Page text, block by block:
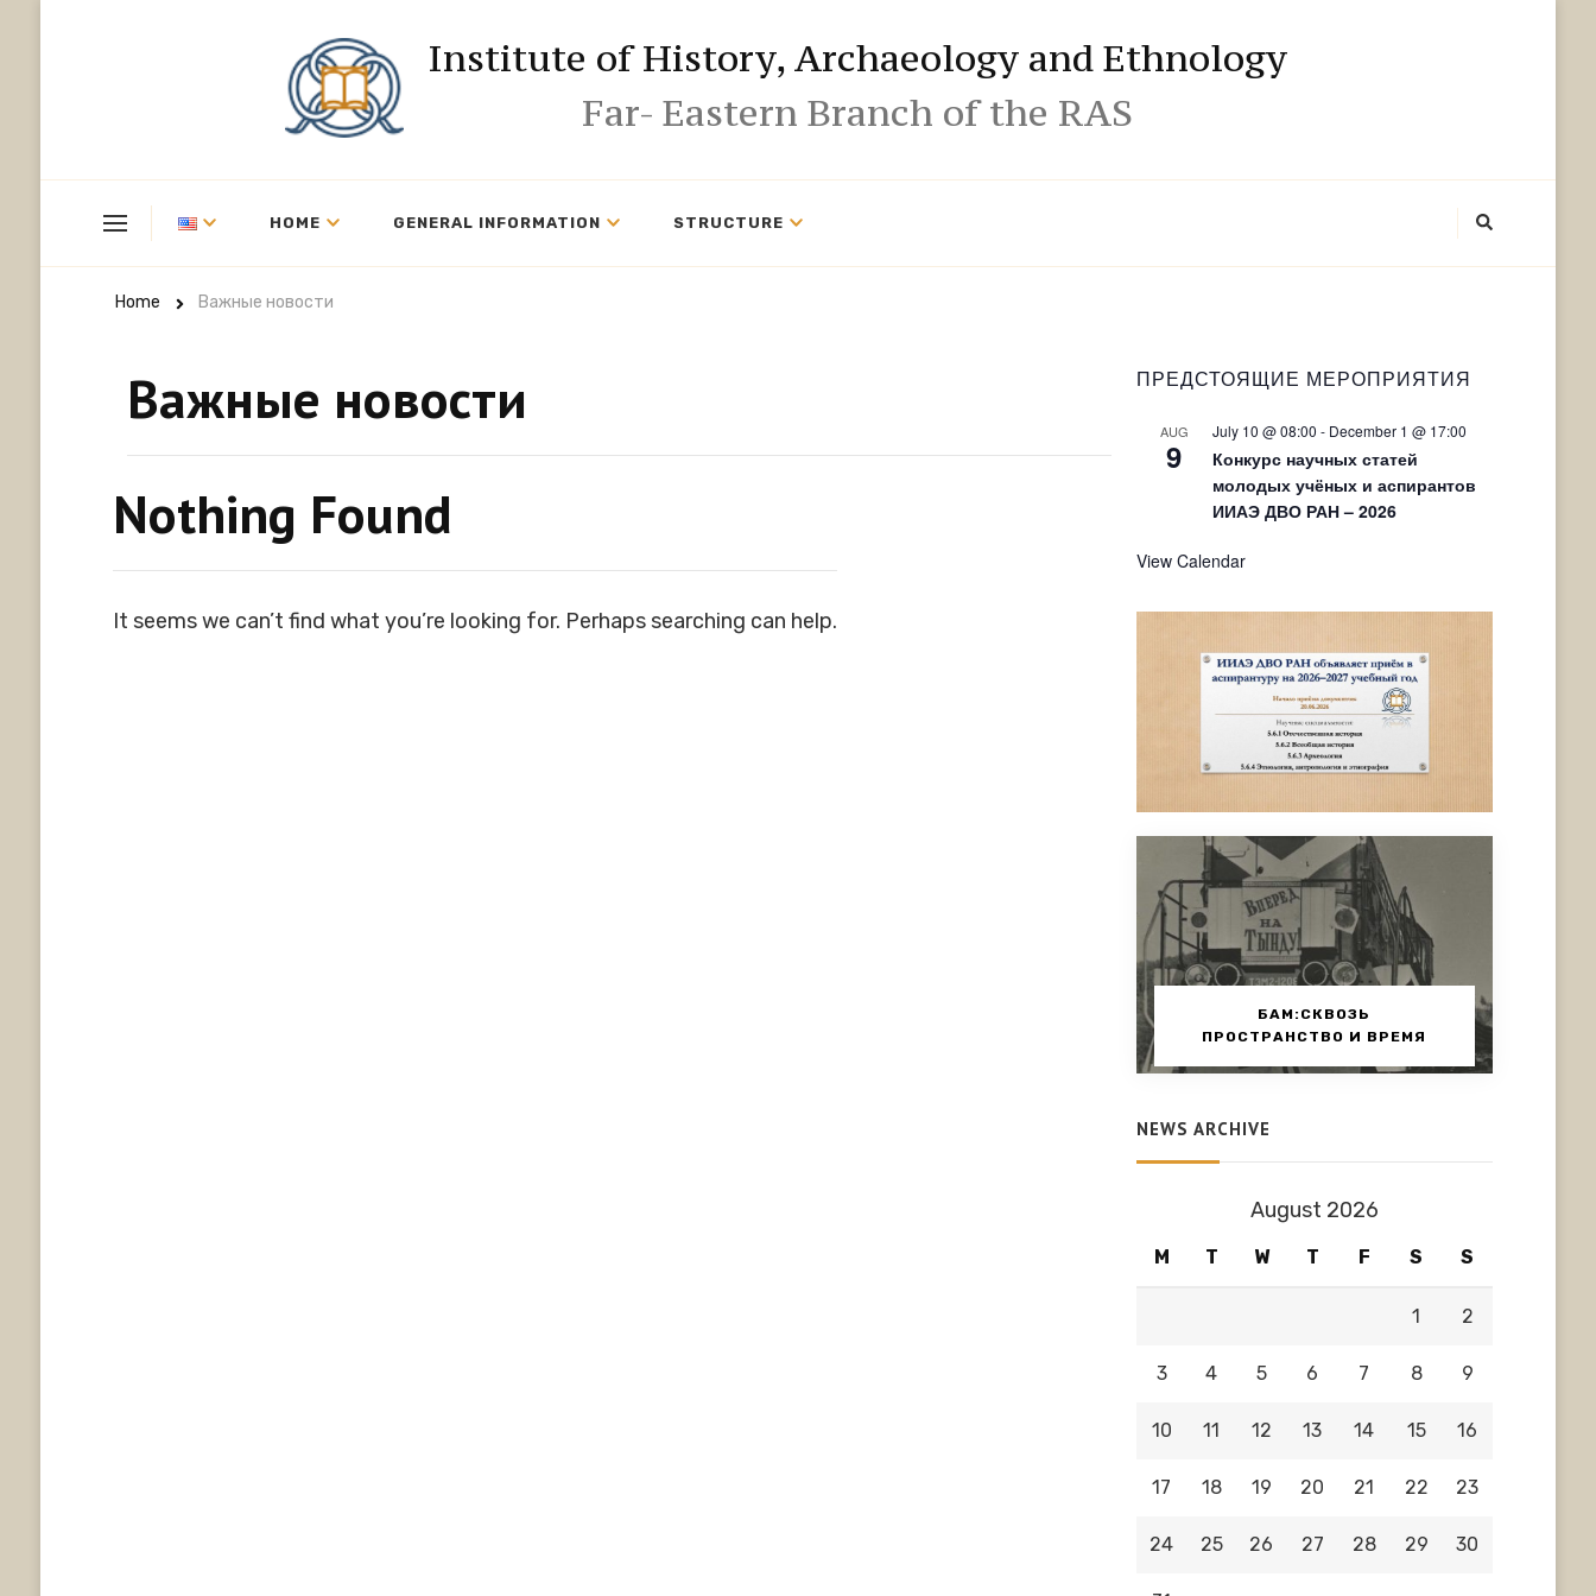
Institute of History, Archaeology and Ethnology
Far- Eastern Branch of the RAS
HOME GENERAL INFORMATION STRUCTURE
Home Важные новости
Важные новости
Nothing Found
It seems we can’t find what you’re looking for. Perhaps searching can help.
ПРЕДСТОЯЩИЕ МЕРОПРИЯТИЯ
AUG
9
July 10 @ 08:00 - December 1 @ 17:00
Конкурс научных статей
молодых учёных и аспирантов
ИИАЭ ДВО РАН – 2026
View Calendar
БАМ:СКВОЗЬ
ПРОСТРАНСТВО И ВРЕМЯ
NEWS ARCHIVE
August 2026
M T W T F S S
1 2
3 4 5 6 7 8 9
10 11 12 13 14 15 16
17 18 19 20 21 22 23
24 25 26 27 28 29 30